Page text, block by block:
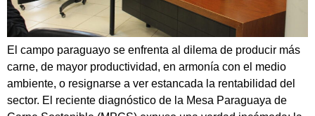
El campo paraguayo se enfrenta al dilema de producir más
carne, de mayor productividad, en armonía con el medio
ambiente, o resignarse a ver estancada la rentabilidad del
sector. El reciente diagnóstico de la Mesa Paraguaya de